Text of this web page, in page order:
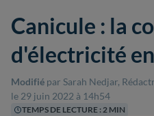
Canicule : la
d'électricité
Modifié par Sarah Nedjar,
le 29 juin 2022 à 14h54
TEMPS DE LECTURE : 2 MIN